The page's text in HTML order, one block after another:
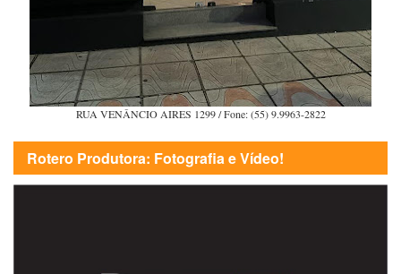
RUA VENÂNCIO AIRES 1299 / Fone: (55) 9.9963-2822
Rotero Produtora: Fotografia e Vídeo!